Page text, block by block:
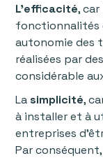
L’efficacité,
fonctionnalités
autonomie des
réalisées par
considérable
Lasimplicité,
à installer et à
entreprises
Par